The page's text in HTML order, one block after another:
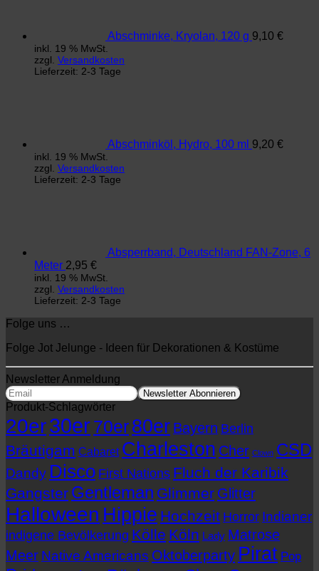
Abschminke, Kryolan, 120 g 9,10 €
inkl. 19 % MwSt.
zzgl. Versandkosten
Lieferzeit: 2-3 Tage
Abschminköl, Hydro, 100 ml 9,20 €
inkl. 19 % MwSt.
zzgl. Versandkosten
Lieferzeit: 2-3 Tage
Absperrband, Deutschland FAN-Zone, 6
Meter 2,95 €
inkl. 19 % MwSt.
zzgl. Versandkosten
Lieferzeit: 2-3 Tage
Folge uns …
Folge Jot Jelunge - Ideen für Dekorationen & Kostüme
Newsletter Anmeldung
Produkt-Schlagwörter
20er30er70er80er Bayern Berlin
Bräutigam Cabaret Charleston Cher Clown CSD
Dandy Disco First Nations Fluch der Karibik
Gangster Gentleman Glimmer Glitter
Halloween Hippie Hochzeit Horror Indianer
indigene Bevölkerung Kölle Köln Lady Matrose
Meer Native Americans Oktoberparty Pirat Pop